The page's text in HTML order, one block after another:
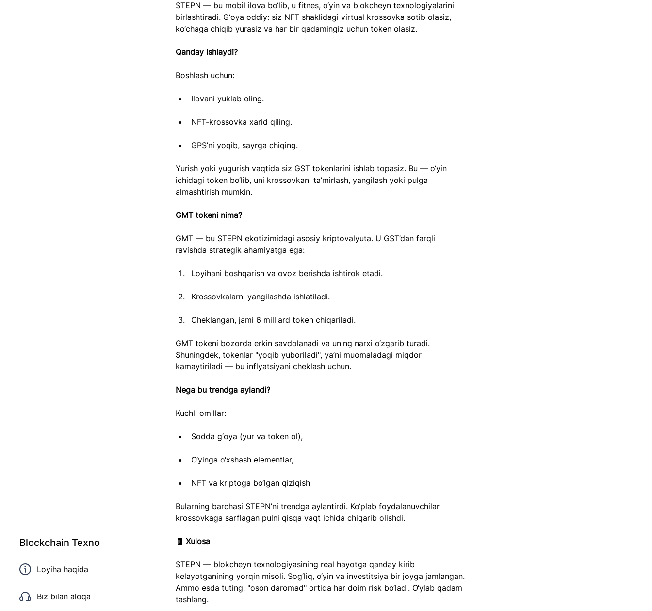
STEPN — bu mobil ilova bo‘lib, u fitnes, o‘yin va blokcheyn texnologiyalarini
birlashtiradi. G‘oya oddiy: siz NFT shaklidagi virtual krossovka sotib olasiz,
ko‘chaga chiqib yurasiz va har bir qadamingiz uchun token olasiz.
Qanday ishlaydi?
Boshlash uchun:
Ilovani yuklab oling.
NFT-krossovka xarid qiling.
GPS’ni yoqib, sayrga chiqing.
Yurish yoki yugurish vaqtida siz GST tokenlarini ishlab topasiz. Bu — o‘yin
ichidagi token bo‘lib, uni krossovkani ta’mirlash, yangilash yoki pulga
almashtirish mumkin.
GMT tokeni nima?
GMT — bu STEPN ekotizimidagi asosiy kriptovalyuta. U GST’dan farqli
ravishda strategik ahamiyatga ega:
Loyihani boshqarish va ovoz berishda ishtirok etadi.
Krossovkalarni yangilashda ishlatiladi.
Cheklangan, jami 6 milliard token chiqariladi.
GMT tokeni bozorda erkin savdolanadi va uning narxi o‘zgarib turadi.
Shuningdek, tokenlar "yoqib yuboriladi", ya’ni muomaladagi miqdor
kamaytiriladi — bu inflyatsiyani cheklash uchun.
Nega bu trendga aylandi?
Kuchli omillar:
Sodda g‘oya (yur va token ol),
O‘yinga o‘xshash elementlar,
NFT va kriptoga bo‘lgan qiziqish
Bularning barchasi STEPN’ni trendga aylantirdi. Ko‘plab foydalanuvchilar
krossovkaga sarflagan pulni qisqa vaqt ichida chiqarib olishdi.
🧾 Xulosa
STEPN — blokcheyn texnologiyasining real hayotga qanday kirib
kelayotganining yorqin misoli. Sog‘liq, o‘yin va investitsiya bir joyga jamlangan.
Ammo esda tuting: "oson daromad" ortida har doim risk bo‘ladi. O‘ylab qadam
tashlang.
Blockchain Texno
Loyiha haqida
Biz bilan aloqa